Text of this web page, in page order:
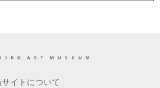
サイトについて